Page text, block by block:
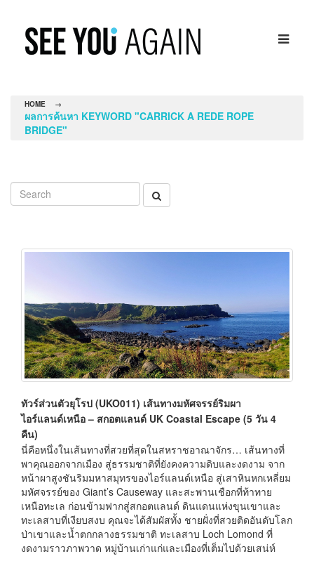
HOME →
ผลการค้นหา KEYWORD "CARRICK A REDE ROPE
BRIDGE"
ทัวร์ส่วนตัวยุโรป (UKO011) เส้นทางมหัศจรรย์ริมผา
ไอร์แลนด์เหนือ – สกอตแลนด์ UK Coastal Escape (5 วัน 4
คืน)
นี่คือหนึ่งในเส้นทางที่สวยที่สุดในสหราชอาณาจักร… เส้นทางที่
พาคุณออกจากเมือง สู่ธรรมชาติที่ยังคงความดิบและงดงาม จาก
หน้าผาสูงชันริมมหาสมุทรของไอร์แลนด์เหนือ สู่เสาหินหกเหลี่ยม
มหัศจรรย์ของ Giant’s Causeway และสะพานเชือกที่ท้าทาย
เหนือทะเล ก่อนข้ามฟากสู่สกอตแลนด์ ดินแดนแห่งขุนเขาและ
ทะเลสาบที่เงียบสงบ คุณจะได้สัมผัสทั้ง ชายฝั่งที่สวยติดอันดับโลก
ป่าเขาและน้ำตกกลางธรรมชาติ ทะเลสาบ Loch Lomond ที่
งดงามราวภาพวาด หมู่บ้านเก่าแก่และเมืองที่เต็มไปด้วยเสน่ห์